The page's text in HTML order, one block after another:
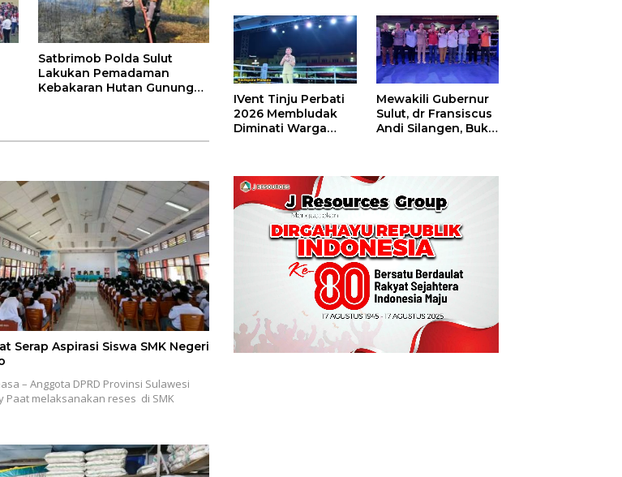
Satbrimob Polda Sulut
Lakukan Pemadaman
Kebakaran Hutan Gunung
Serap Aspirasi Siswa SMK Negeri
– Anggota DPRD Provinsi Sulawesi
Paat melaksanakan reses di SMK
Boxing Camp Juara
Umum Tinju Perbati
2026
Piala Wali Kota
IVent Tinju Perbati
2026 Membludak
Diminati Warga
Mewakili Gubernur
Sulut, dr Fransiscus
Andi Silangen, Buka
Piala Wali Kota
Manado